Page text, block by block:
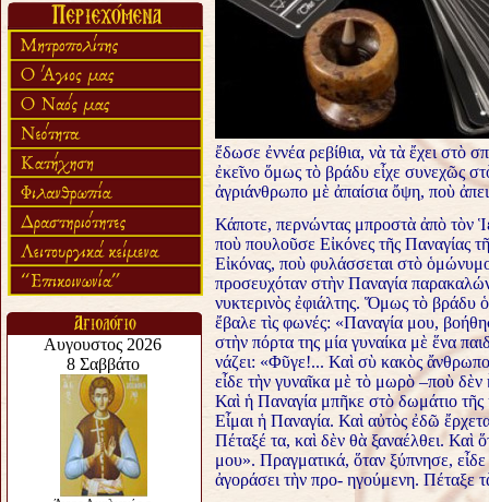
«πολύ αργά».
Ζητείται....
ἔδωσε ἐννέα ρεβίθια, νὰ τὰ ἔχει στὸ
ἐκεῖνο ὅμως τὸ βράδυ εἶχε συνεχῶς
ἀγριάνθρωπο μὲ ἀπαίσια ὄψη, ποὺ
Κάποτε, περνώντας μπροστὰ ἀπὸ τὸν
ποὺ πουλοῦσε Εἰκόνες τῆς Παναγίας
Εἰκόνας, ποὺ φυλάσσεται στὸ
προσευχόταν στὴν Παναγία
νυκτερινὸς ἐφιάλτης. Ὅμως τὸ βράδυ
ἔβαλε τὶς φωνές: «Παναγία μου,
στὴν πόρτα της μία γυναίκα μὲ ἕνα
νάζει: «Φῦγε!... Καὶ σὺ κακὸς
εἶδε τὴν γυναῖκα μὲ τὸ μωρὸ –ποὺ
Καὶ ἡ Παναγία μπῆκε στὸ δωμάτιο
Εἶμαι ἡ Παναγία. Καὶ αὐτὸς ἐδῶ
Πέταξέ τα, καὶ δὲν θὰ ξαναέλθει. Καὶ
μου». Πραγματικά, ὅταν ξύπνησε,
ἀγοράσει τὴν προ- ηγούμενη. Πέταξε